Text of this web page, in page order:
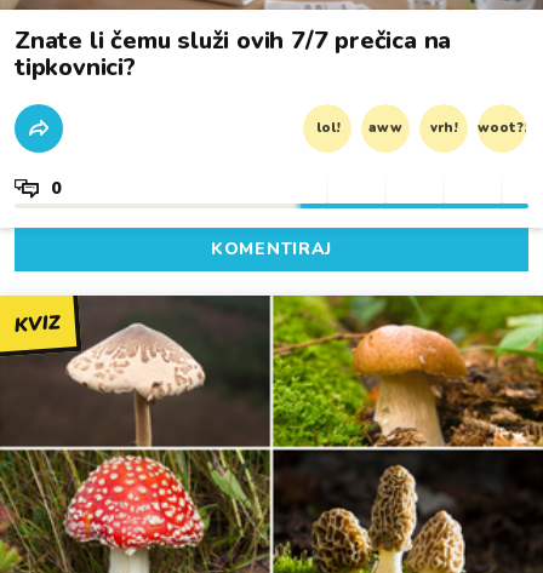
Znate li čemu služi ovih 7/7 prečica na
tipkovnici?
lol! aww vrh! woot?!
0
KOMENTIRAJ
KVIZ